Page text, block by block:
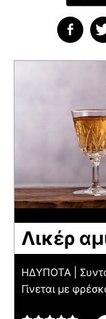
Λικέρ
ΗΔΥΠΟΤΑ |
Γίνεται με